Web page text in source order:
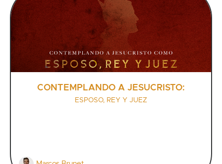
CONTEMPLANDO A JESUCRISTO:
ESPOSO, REY Y JUEZ